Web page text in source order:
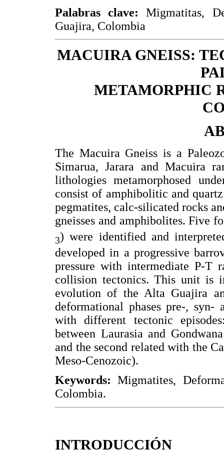
Palabras clave: Migmatitas,
Guajira, Colombia
MACUIRA GNEISS:
METAMORPHIC
The Macuira Gneiss is a
Simarua, Jarara and Macuira
lithologies metamorphosed
consist of amphibolitic and
pegmatites, calc-silicated rocks
gneisses and amphibolites. Five
3) were identified and
developed in a progressive
pressure with intermediate P-T
collision tectonics. This unit is
evolution of the Alta Guajira
deformational phases pre-,
with different tectonic
between Laurasia and
and the second related with the
Meso-Cenozoic).
Keywords: Migmatites,
Colombia.
INTRODUCCIÓN